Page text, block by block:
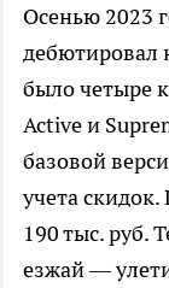
Осенью 2023
дебютировал
было четыре
Active и
базовой
учета
190 тыс. руб.
езжай —